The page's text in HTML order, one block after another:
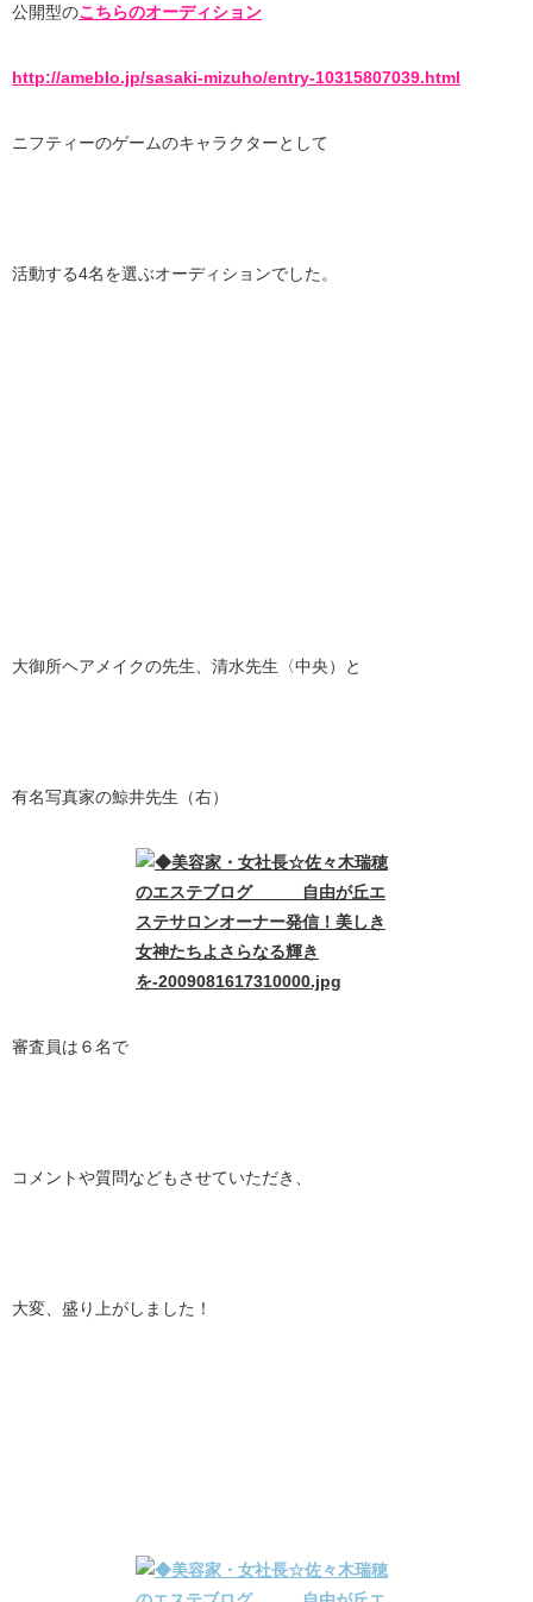
公開型のこちらのオーディション
http://ameblo.jp/sasaki-mizuho/entry-10315807039.html
ニフティーのゲームのキャラクターとして
活動する4名を選ぶオーディションでした。
大御所ヘアメイクの先生、清水先生〈中央）と
有名写真家の鯨井先生（右）
審査員は６名で
コメントや質問などもさせていただき、
大変、盛り上がしました！